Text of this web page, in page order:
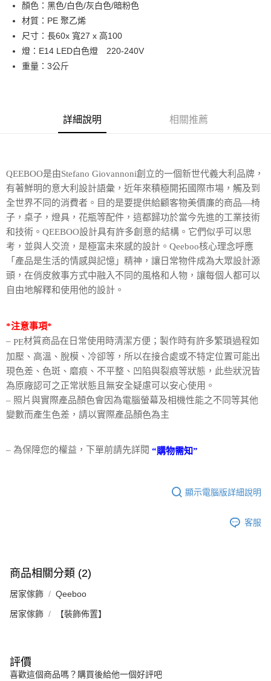
大哥付你分期
相關說明
【大哥付你分期使用說明】
1.本服務由台灣大哥大提供，台灣大哥大用戶可立即使用無須另外申請。
2.付款方式選擇「大哥付你分期」，訂單成立後會自動跳轉到大哥付的交易
流程，驗證手機門號後，選擇欲分期的期數、繳款截止日，確認付款後即完
消。如遇「轉專審核」未通過狀況，表示未達大哥付你分期系統評分，恕無
法說明評估內容。
2.透過簡訊連結打開帳單後，可選擇「超商條碼／台灣大直營門市／銀行轉
帳／街口支付／iPASS MONEY」等通路繳費。
【注意事項】
1.本服務係由「台灣大哥大股份有限公司」（以下簡稱本公司）所提供，讓
用戶於交易時，得透過本服務購買商品或服務，並由商店將買賣／分期付款
買賣價金債權讓與本公司後，依約使用本公司帳單繳交帳款。
2.基於同意付款使用「大哥付你分期」之契約關係目的，商店將以您的個人
資料（包含姓名、電話或地址）提供予台灣大哥大進項蒐集、處理及利用，
由本公司與您本人進行分期帳單所需資料之確認、核對及更正。
3.完整用戶服務條款，請詳閱以下連結：https://oppay.tw/userRule
AFTEE先享後付
相關說明
２．便利：只要手機號碼，簡訊認證，即可結帳。
３．安心：先確認商品／服務後，再付款。
結帳頁面，進行簡訊認證並確認金額後，即可完成結帳。
２．訂單成立數日內，您將收到繳費通知簡訊。
３．收到繳費通知簡訊後14天內，點擊此簡訊中的連結，可透過四大超商／
ATM／網路銀行／等多元方式進行付款，方視為交易完成。
※ 請注意：結帳手續完成當下不需立刻繳費，但若您需要取消訂單，請聯絡
購買商品的店家。未經商家同意取消之訂單仍視為有效，需透過AFTEE先享
後付繳納相關費用。
※ 交易是否成功請以「AFTEE先享後付 」之結帳頁面顯示為準，若有關於
是否繳費成功／繳費後需取消欲退款等相關疑問，請聯繫「AFTEE先享後付
客戶支援中心」https://netprotections.freshdesk.com/support/home
【注意事項】
權轉讓予恩沛科技股份有限公司。
２．關於個人資料處理事宜，請瀏覽以下網址：
３．未成年的使用者請事先徵得法定代理人或監護人之同意方可使用
「AFTEE先享後付」，若未經同意申辦者引起之損失，本公司不負相關責
任。
４．使用「AFTEE先享後付」時，將依據個別帳號之用戶狀況，依本公司即
時審查核予不同之上限額度；若仍有額度不足之情形，本公司將視審查結果
請求用戶進行身份認證。
顏色：黑色/白色/灰白色/暗粉色
材質：PE 聚乙烯
尺寸：長60x 寬27 x 高100
燈：E14 LED白色燈 220-240V
重量：3公斤
詳細說明 相關推薦
QEEBOO是由Stefano Giovannoni創立的一個新世代義大利品牌，
有著鮮明的意大利設計語彙，近年來積極開拓國際市場，觸及到
全世界不同的消費者。目的是要提供給顧客物美價廉的商品—椅
子，桌子，燈具，花瓶等配件，這都歸功於當今先進的工業技術
和技術。QEEBOO設計具有許多創意的結構。它們似乎可以思
考，並與人交流，是極富未來感的設計。Qeeboo核心理念呼應
「產品是生活的情感與記憶」精神，讓日常物件成為大眾設計源
頭，在俏皮敘事方式中融入不同的風格和人物，讓每個人都可以
自由地解釋和使用他的設計。
*注意事項*
– PE材質商品在日常使用時清潔方便；製作時有許多繁瑣過程如
加壓、高溫、脫模、冷卻等，所以在接合處或不特定位置可能出
現色差、色斑、磨痕、不平整、凹陷與裂痕等狀態，此些狀況皆
為原廠認可之正常狀態且無安全疑慮可以安心使用。
– 照片與實際產品顏色會因為電腦螢幕及相機性能之不同等其他
變數而產生色差，請以實際產品顏色為主
– 為保障您的權益，下單前請先詳閱 “購物需知”
顯示電腦版詳細說明
客服
商品相關分類 (2)
居家傢飾 Qeeboo
居家傢飾 【裝飾佈置】
評價
喜歡這個商品嗎？購買後給他一個好評吧